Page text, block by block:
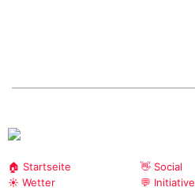
🏠 Startseite
☀️ Wetter
👋 Social
💬